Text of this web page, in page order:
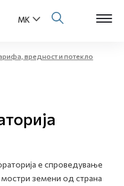
Open
вредност и потекло
е спроведување
мостри земени од страна